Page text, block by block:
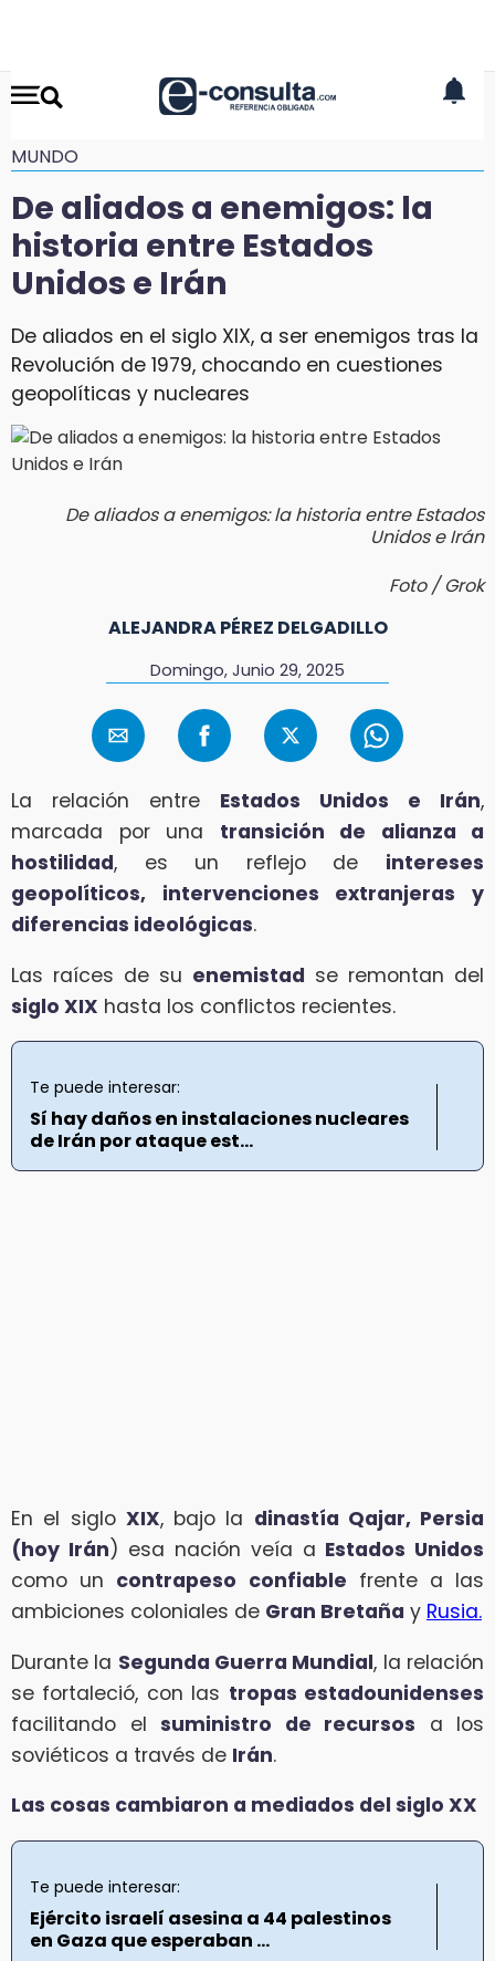
MUNDO
De aliados a enemigos: la
historia entre Estados
Unidos e Irán
De aliados en el siglo XIX, a ser enemigos tras la
Revolución de 1979, chocando en cuestiones
geopolíticas y nucleares
De aliados a enemigos: la historia entre Estados
Unidos e Irán
Foto / Grok
ALEJANDRA PÉREZ DELGADILLO
Domingo, Junio 29, 2025
La relación entre Estados Unidos e Irán,
marcada por una transición de alianza a
hostilidad, es un reflejo de intereses
geopolíticos, intervenciones extranjeras y
diferencias ideológicas.
Las raíces de su enemistad se remontan del
siglo XIX hasta los conflictos recientes.
Te puede interesar:
Sí hay daños en instalaciones nucleares
de Irán por ataque est...
En el siglo XIX, bajo la dinastía Qajar, Persia
(hoy Irán) esa nación veía a Estados Unidos
como un contrapeso confiable frente a las
ambiciones coloniales de Gran Bretaña y Rusia.
Durante la Segunda Guerra Mundial, la relación
se fortaleció, con las tropas estadounidenses
facilitando el suministro de recursos a los
soviéticos a través de Irán.
Las cosas cambiaron a mediados del siglo XX
Te puede interesar:
Ejército israelí asesina a 44 palestinos
en Gaza que esperaban ...